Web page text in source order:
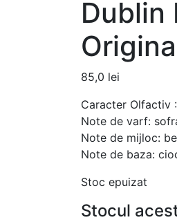
Dublin
85,0 lei
Caracter Olfactiv
Note de varf:
Note de mijloc:
Note de baza:
Stoc epuizat
Stocul